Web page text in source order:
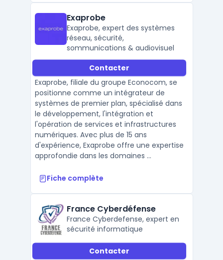
Exaprobe
Exaprobe, expert des systèmes
réseau, sécurité,
sommunications & audiovisuel
Contacter
Exaprobe, filiale du groupe Econocom, se
positionne comme un intégrateur de
systèmes de premier plan, spécialisé dans
le développement, l'intégration et
l'opération de services et infrastructures
numériques. Avec plus de 15 ans
d'expérience, Exaprobe offre une expertise
approfondie dans les domaines ...
Fiche complète
France Cyberdéfense
France Cyberdefense, expert en
sécurité informatique
Contacter